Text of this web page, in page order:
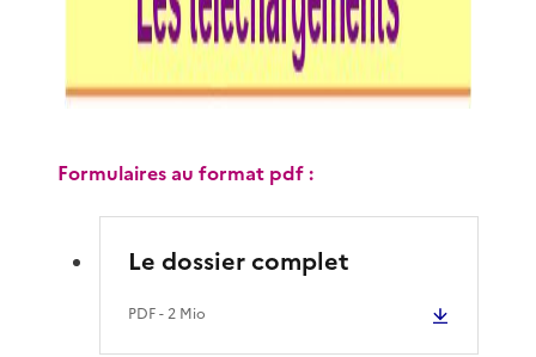
Formulaires au format pdf :
Le dossier complet
PDF- 2 Mio